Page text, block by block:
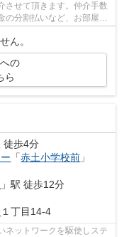
させて頂きます。仲介手数
の分割払いなど、お部屋探
ん。
の
ら
徒歩4分
「赤土小学校前 」
」駅 徒歩12分
１丁目14-4
ネットワークを駆使しステ